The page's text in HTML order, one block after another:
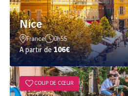
Nice
France 0h55
A partir de106€
COUP DE CŒUR